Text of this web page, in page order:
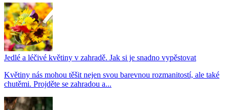
Jedlé a léčivé květiny v zahradě. Jak si je snadno vypěstovat
Květiny nás mohou těšit nejen svou barevnou rozmanitostí, ale také
chutěmi. Projděte se zahradou a...